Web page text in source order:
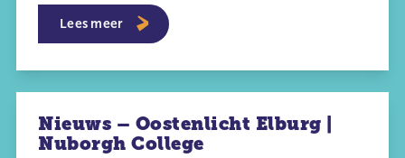
Lees meer
Nieuws – Oostenlicht Elburg |
Nuborgh College